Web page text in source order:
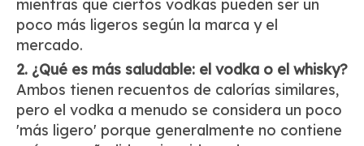
mientras que ciertos vodkas pueden ser un
poco más ligeros según la marca y el
mercado.
2. ¿Qué es más saludable: el vodka o el whisky?
Ambos tienen recuentos de calorías similares,
pero el vodka a menudo se considera un poco
'más ligero' porque generalmente no contiene